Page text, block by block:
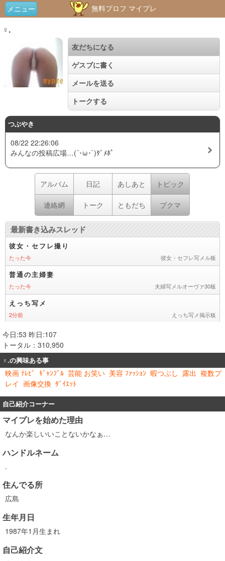
メニュー 無料プロフ マイプレ
♀.
友だちになる
ゲスブに書く
メールを送る
トークする
つぶやき
08/22 22:26:06
みんなの投稿広場…(´･ω･`)ﾀﾞﾒﾎﾟ
アルバム 日記 あしあと トピック
連絡網 トーク ともだち ブクマ
今日:53 昨日:107
トータル：310,950
♀.の興味ある事
映画 ﾃﾚﾋﾞ ｷﾞｬﾝﾌﾞﾙ 芸能 お笑い 美容 ﾌｧｯｼｮﾝ 暇つぶし 露出 複数プ
レイ 画像交換 ﾀﾞｲｴｯﾄ
自己紹介コーナー
マイプレを始めた理由
なんか楽しいいことないかなぁ…
ハンドルネーム
.
住んでる所
広島
生年月日
1987年1月生まれ
自己紹介文